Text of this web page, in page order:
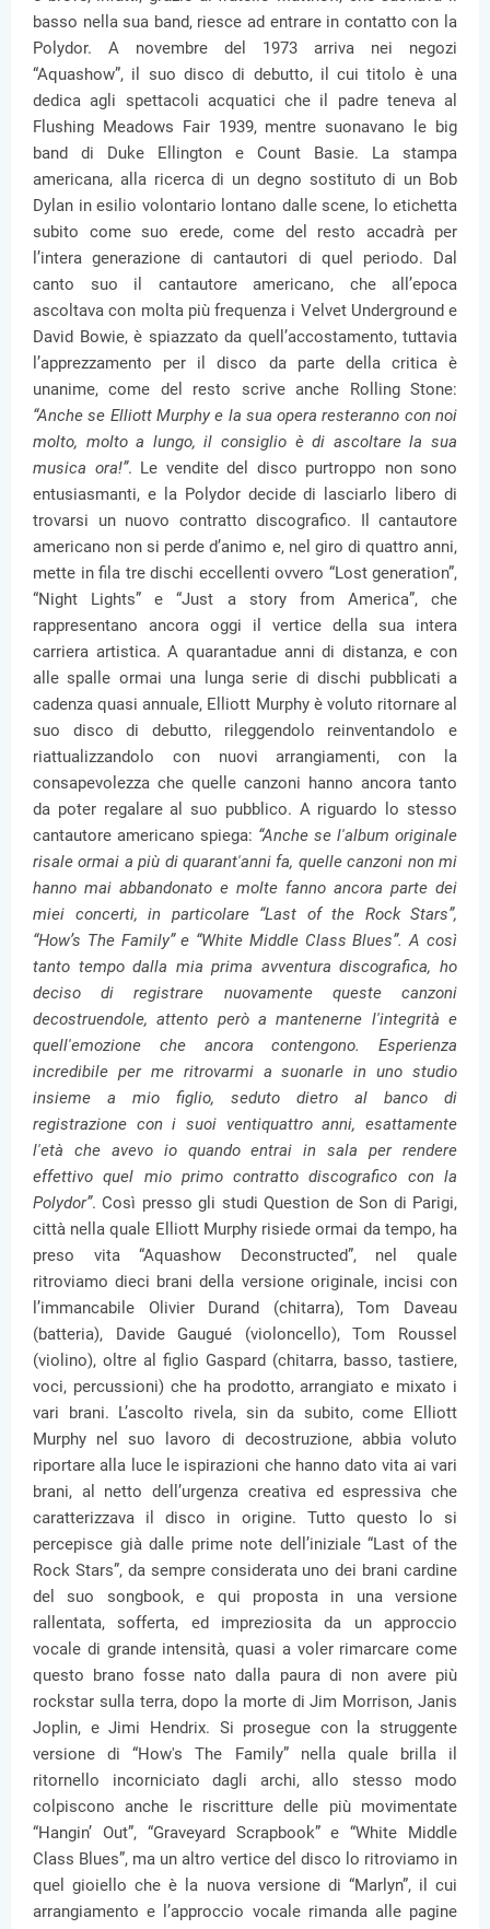
basso nella sua band, riesce ad entrare in contatto con la
Polydor. A novembre del 1973 arriva nei negozi
“Aquashow”, il suo disco di debutto, il cui titolo è una
dedica agli spettacoli acquatici che il padre teneva al
Flushing Meadows Fair 1939, mentre suonavano le big
band di Duke Ellington e Count Basie. La stampa
americana, alla ricerca di un degno sostituto di un Bob
Dylan in esilio volontario lontano dalle scene, lo etichetta
subito come suo erede, come del resto accadrà per
l’intera generazione di cantautori di quel periodo. Dal
canto suo il cantautore americano, che all’epoca
ascoltava con molta più frequenza i Velvet Underground e
David Bowie, è spiazzato da quell’accostamento, tuttavia
l’apprezzamento per il disco da parte della critica è
unanime, come del resto scrive anche Rolling Stone:
“Anche se Elliott Murphy e la sua opera resteranno con noi
molto, molto a lungo, il consiglio è di ascoltare la sua
musica ora!”. Le vendite del disco purtroppo non sono
entusiasmanti, e la Polydor decide di lasciarlo libero di
trovarsi un nuovo contratto discografico. Il cantautore
americano non si perde d’animo e, nel giro di quattro anni,
mette in fila tre dischi eccellenti ovvero “Lost generation”,
“Night Lights” e “Just a story from America”, che
rappresentano ancora oggi il vertice della sua intera
carriera artistica. A quarantadue anni di distanza, e con
alle spalle ormai una lunga serie di dischi pubblicati a
cadenza quasi annuale, Elliott Murphy è voluto ritornare al
suo disco di debutto, rileggendolo reinventandolo e
riattualizzandolo con nuovi arrangiamenti, con la
consapevolezza che quelle canzoni hanno ancora tanto
da poter regalare al suo pubblico. A riguardo lo stesso
cantautore americano spiega: “Anche se l'album originale
risale ormai a più di quarant'anni fa, quelle canzoni non mi
hanno mai abbandonato e molte fanno ancora parte dei
miei concerti, in particolare “Last of the Rock Stars”,
“How’s The Family” e “White Middle Class Blues”. A così
tanto tempo dalla mia prima avventura discografica, ho
deciso di registrare nuovamente queste canzoni
decostruendole, attento però a mantenerne l'integrità e
quell'emozione che ancora contengono. Esperienza
incredibile per me ritrovarmi a suonarle in uno studio
insieme a mio figlio, seduto dietro al banco di
registrazione con i suoi ventiquattro anni, esattamente
l'età che avevo io quando entrai in sala per rendere
effettivo quel mio primo contratto discografico con la
Polydor”. Così presso gli studi Question de Son di Parigi,
città nella quale Elliott Murphy risiede ormai da tempo, ha
preso vita “Aquashow Deconstructed”, nel quale
ritroviamo dieci brani della versione originale, incisi con
l’immancabile Olivier Durand (chitarra), Tom Daveau
(batteria), Davide Gaugué (violoncello), Tom Roussel
(violino), oltre al figlio Gaspard (chitarra, basso, tastiere,
voci, percussioni) che ha prodotto, arrangiato e mixato i
vari brani. L’ascolto rivela, sin da subito, come Elliott
Murphy nel suo lavoro di decostruzione, abbia voluto
riportare alla luce le ispirazioni che hanno dato vita ai vari
brani, al netto dell’urgenza creativa ed espressiva che
caratterizzava il disco in origine. Tutto questo lo si
percepisce già dalle prime note dell’iniziale “Last of the
Rock Stars”, da sempre considerata uno dei brani cardine
del suo songbook, e qui proposta in una versione
rallentata, sofferta, ed impreziosita da un approccio
vocale di grande intensità, quasi a voler rimarcare come
questo brano fosse nato dalla paura di non avere più
rockstar sulla terra, dopo la morte di Jim Morrison, Janis
Joplin, e Jimi Hendrix. Si prosegue con la struggente
versione di “How's The Family” nella quale brilla il
ritornello incorniciato dagli archi, allo stesso modo
colpiscono anche le riscritture delle più movimentate
“Hangin’ Out”, “Graveyard Scrapbook” e “White Middle
Class Blues”, ma un altro vertice del disco lo ritroviamo in
quel gioiello che è la nuova versione di “Marlyn”, il cui
arrangiamento e l’approccio vocale rimanda alle pagine